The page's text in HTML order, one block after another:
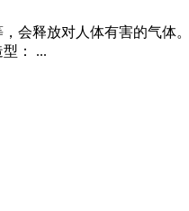
会释放对人体有害的气体
： ...